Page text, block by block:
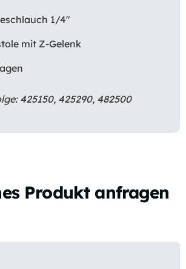
1/4″
mit Z-Gelenk
425150, 425290, 482500
Produkt anfragen